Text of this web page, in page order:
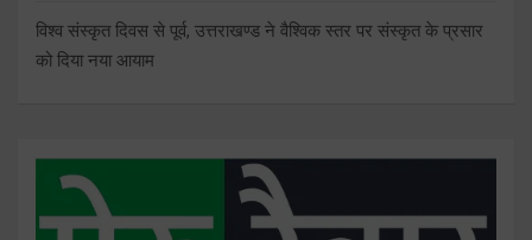
विश्व संस्कृत दिवस से पूर्व, उत्तराखण्ड ने वैश्विक स्तर पर संस्कृत के प्रसार
को दिया नया आयाम